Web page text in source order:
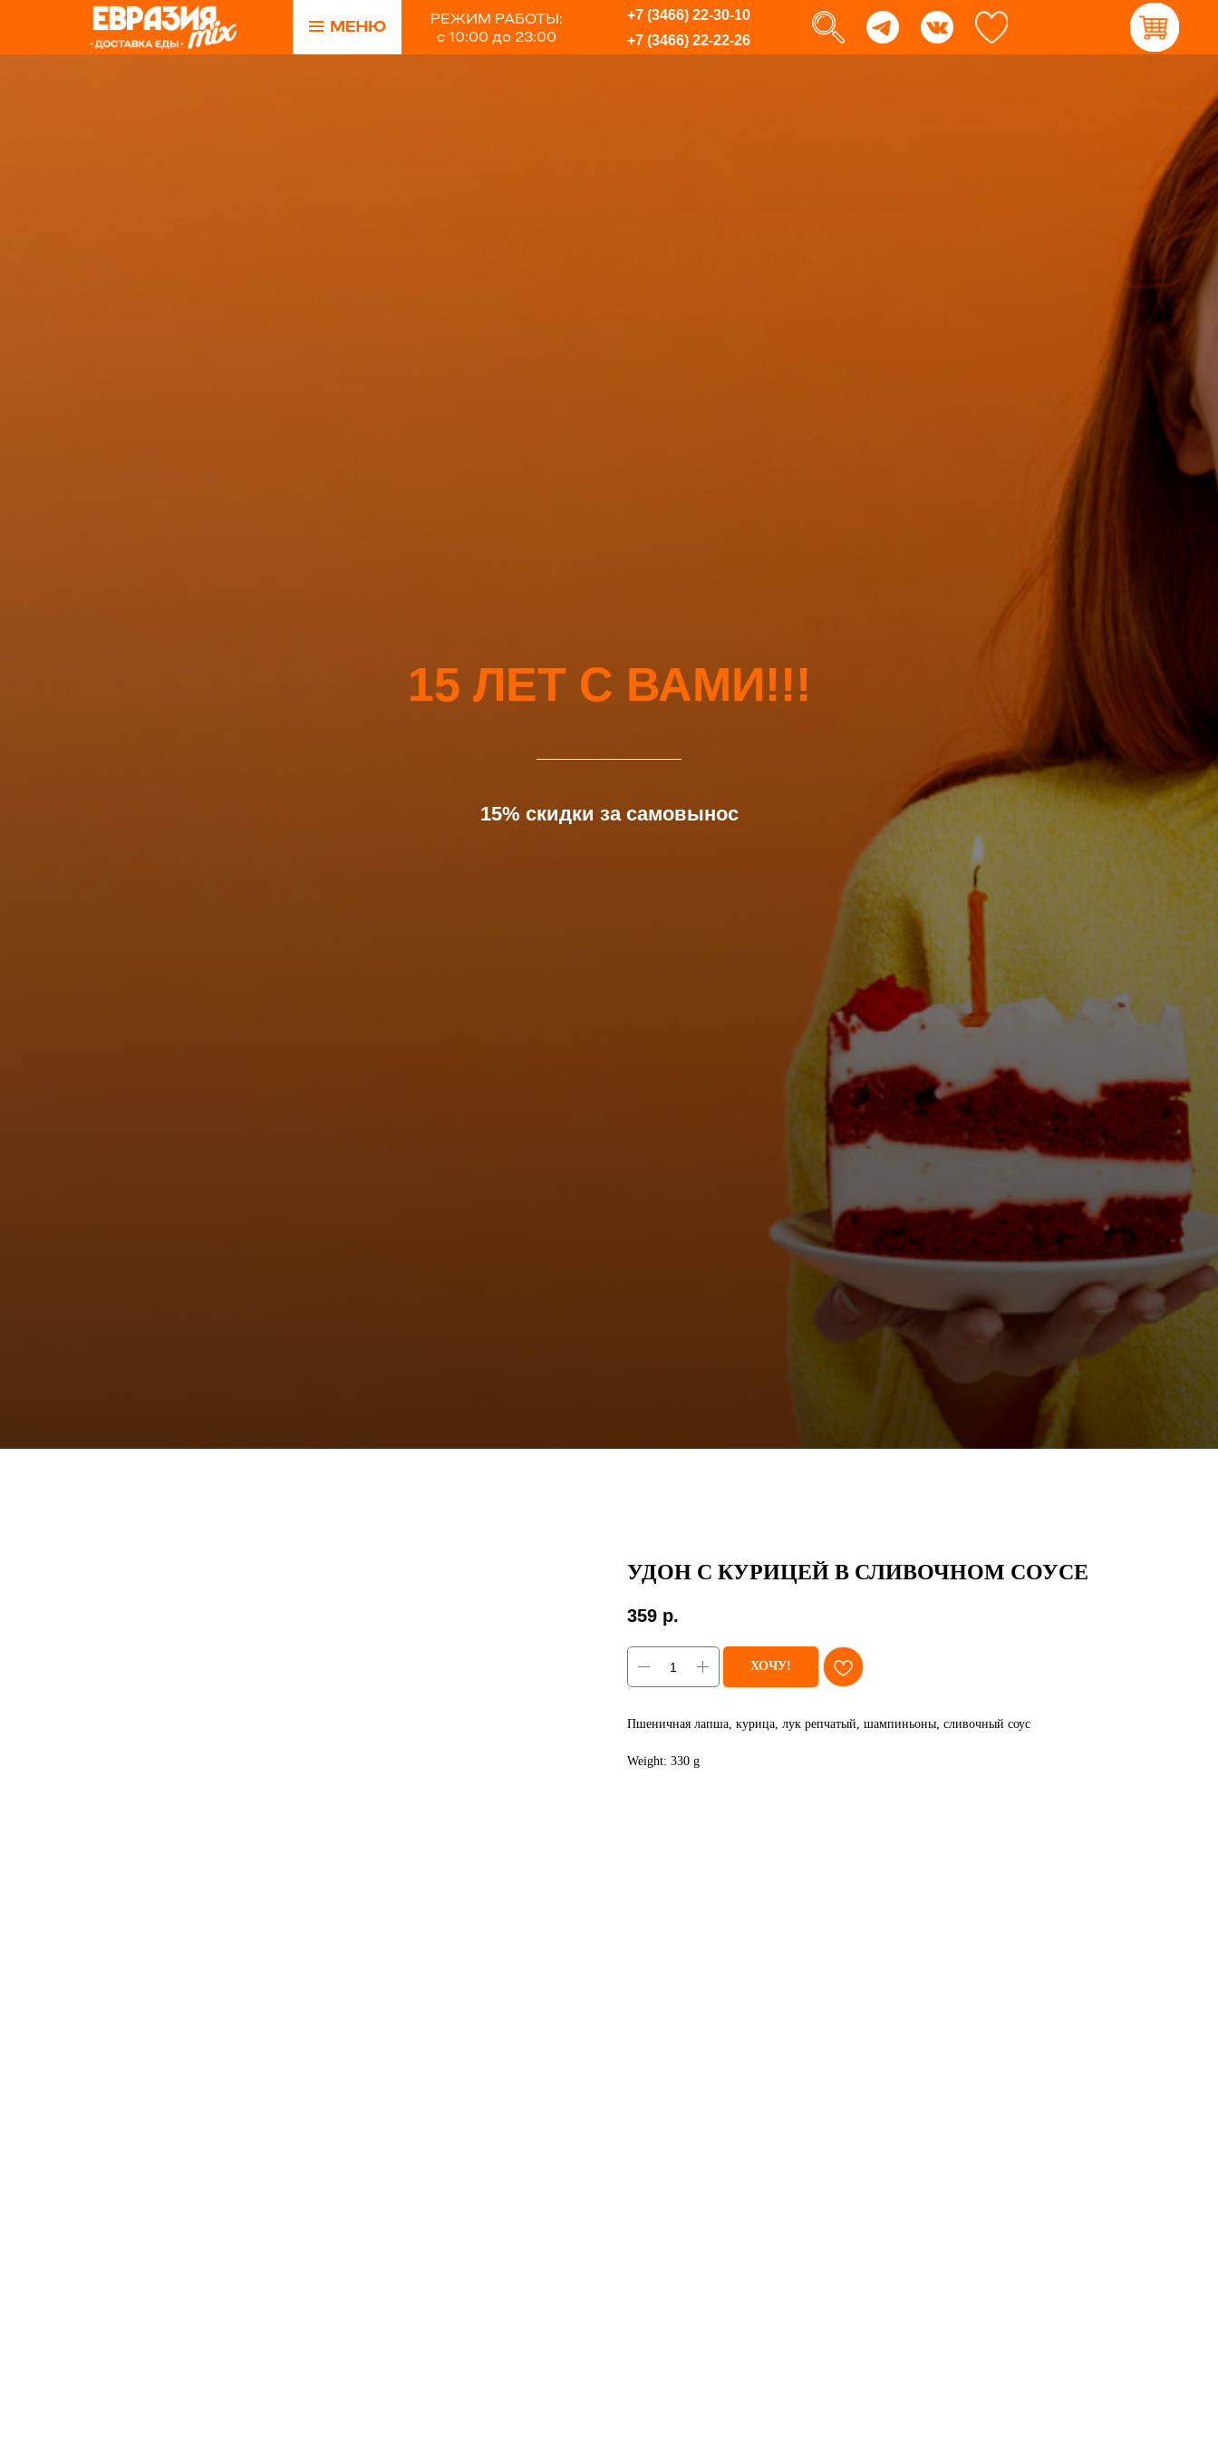
+7 (3466) 22-30-10
+7 (3466) 22-22-26
РЕЖИМ РАБОТЫ:
с 10:00 до 23:00
15 ЛЕТ С ВАМИ!!!
15% скидки за самовынос
УДОН С КУРИЦЕЙ В СЛИВОЧНОМ СОУСЕ
359 р.
ХОЧУ!
Пшеничная лапша, курица, лук репчатый, шампиньоны, сливочный соус
Weight: 330 g